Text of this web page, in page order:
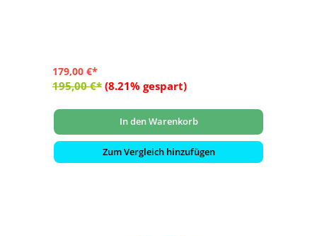
179,00 €*
195,00 €* (8.21% gespart)
In den Warenkorb
Zum Vergleich hinzufügen